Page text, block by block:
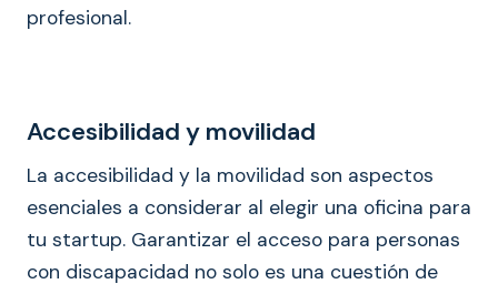
profesional.
Accesibilidad y movilidad
La accesibilidad y la movilidad son aspectos
esenciales a considerar al elegir una oficina para
tu startup. Garantizar el acceso para personas
con discapacidad no solo es una cuestión de